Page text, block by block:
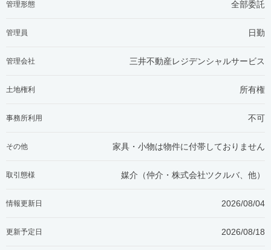
管理形態 全部委託
管理員 日勤
管理会社 三井不動産レジデンシャルサービス
土地権利 所有権
事務所利用 不可
その他 家具・小物は物件に付帯しておりません
取引態様 媒介（仲介・ 株式会社ツクルバ、他）
情報更新日 2026/08/04
更新予定日 2026/08/18